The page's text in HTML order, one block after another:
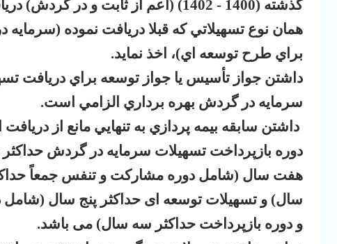
ﻫﻤﺎﻥ ﻧﻮﻉ ﺗﺴﻬﻴﻼﺗﻲ ﻛﻪ ﻗﺒﻼ ﺩﺭﻳﺎﻓﺖ ﻧﻤﻮﺩﻩ
ﺑﺮﺍﻱ ﻃﺮﺡ ﺗﻮﺳﻌﻪ ﺍﻱ)، ﺍﺧﺬ ﻧﻤﺎﻳﺪ.
ﺩﺍﺷﺘﻦ ﺟﻮﺍﺯ ﺗﺄﺳﻴﺲ ﻳﺎ ﺟﻮﺍﺯ ﺗﻮﺳﻌﻪ ﺑﺮﺍﻱ ﺩﺭﻳﺎﻓﺖ
ﺳﺮﻣﺎﻳﻪ ﺩﺭ ﮔﺮﺩﺵ ﺑﻬﺮﻩ ﺑﺮﺩﺍﺭﻱ ﺍﻟﺰﺍﻣﻲ ﺍﺳﺖ.
ﺩﺍﺷﺘﻦ ﺳﺎﺑﻘﻪ ﺑﻴﻤﻪ ﭘﺮﺩﺍﺯﻱ ﺑﻪ ﺗﻨﻬﺎﻳﻲ ﻣﺎﻧﻊ ﺍﺯ
دوره بازپرداخت تسهیلات سرمایه در گردش
هفت سال (شامل دوره مشارکت و تنفس جمعاً
سال) و تسهیلات توسعه ای حداکثر پنج سال
و دوره بازپرداخت حداکثر سه سال) می باشد.